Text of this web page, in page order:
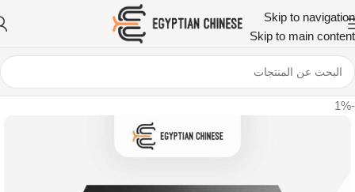
Skip to navigation
Skip to main content
-1%